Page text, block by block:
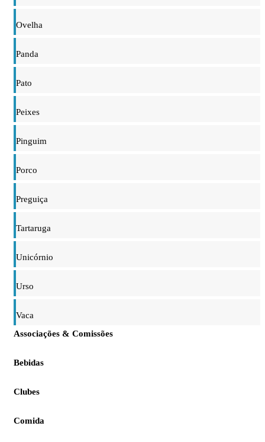
Ovelha
Panda
Pato
Peixes
Pinguim
Porco
Preguiça
Tartaruga
Unicórnio
Urso
Vaca
Associações & Comissões
Bebidas
Clubes
Comida